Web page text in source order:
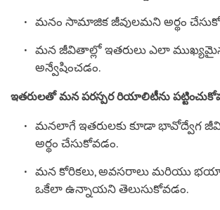
మనం సామాజిక జీవులమని అర్థం
మన జీవితాల్లో ఇతరులు ఎలా
అన్వేషించడం.
ఇతరులతో మన పరస్పర రియాలిటీను
మనలాగే ఇతరులకు కూడా భావోద్వేగ
అర్థం చేసుకోవడం.
మన కోరికలు, అవసరాలు మరియు
ఒకేలా ఉన్నాయని తెలుసుకోవడం.